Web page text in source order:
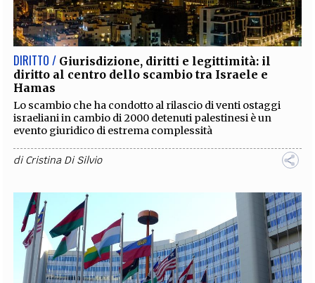
EXTRA
CODICI RUBRICHE LIBRI PROCEEDINGS PUBBLICITÀ CONTATTI
SOCIAL MEDIA
DIRITTO / Giurisdizione, diritti e legittimità: il
diritto al centro dello scambio tra Israele e
Hamas
Lo scambio che ha condotto al rilascio di venti ostaggi
israeliani in cambio di 2000 detenuti palestinesi è un
evento giuridico di estrema complessità
diCristina Di Silvio